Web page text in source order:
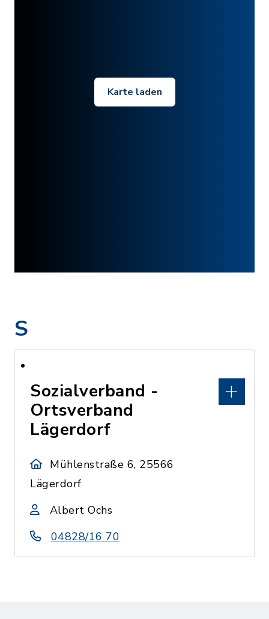
Karte laden
S
Sozialverband -
Ortsverband
Lägerdorf
Mühlenstraße 6, 25566
Lägerdorf
Albert Ochs
04828/16 70